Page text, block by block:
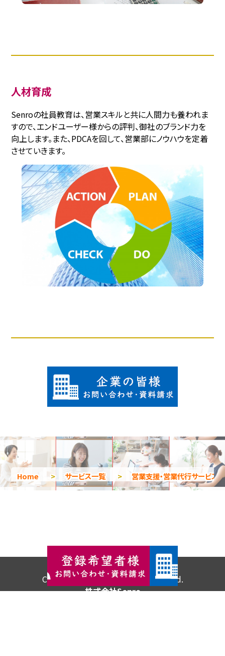
人材育成
Senroの社員教育は、営業スキルと共に人間力も養われま
すので、エンドユーザー様からの評判、御社のブランド力を
向上します。また、PDCAを回して、営業部にノウハウを定着
させていきます。
Home > サービス一覧 > 営業支援・営業代行サービス
Copyright © 2026 All Rights Reserved.
株式会社Senro